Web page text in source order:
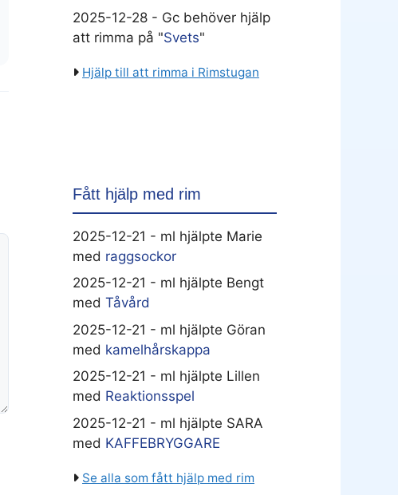
2025-12-28 - Gc behöver hjälp
att rimma på "Svets"
Hjälp till att rimma i Rimstugan
Fått hjälp med rim
2025-12-21 - ml hjälpte Marie
med raggsockor
2025-12-21 - ml hjälpte Bengt
med Tåvård
2025-12-21 - ml hjälpte Göran
med kamelhårskappa
2025-12-21 - ml hjälpte Lillen
med Reaktionsspel
2025-12-21 - ml hjälpte SARA
med KAFFEBRYGGARE
Se alla som fått hjälp med rim